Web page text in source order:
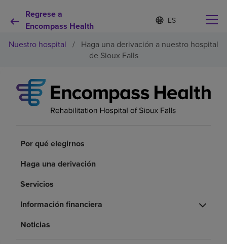
Regrese a
Encompass Health
Lista
de
contraída
d
o
e
c
Por qué debe elegirnos
Pacientes y cuidadores
Acerca de nosotros
Nuestro hospital / Haga una derivación a nuestro hospital
de Sioux Falls
Por qué elegirnos
Haga una derivación
Servicios
Información financiera
Noticias